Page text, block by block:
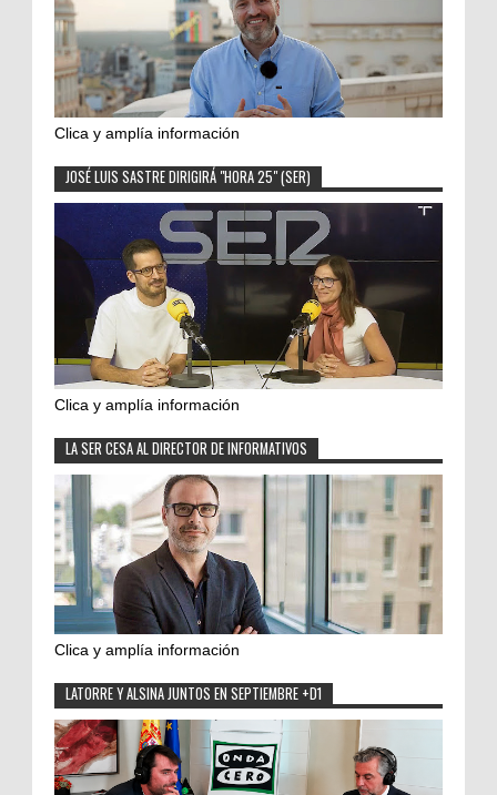
Clica y amplía información
JOSÉ LUIS SASTRE DIRIGIRÁ "HORA 25" (SER)
Clica y amplía información
LA SER CESA AL DIRECTOR DE INFORMATIVOS
Clica y amplía información
LATORRE Y ALSINA JUNTOS EN SEPTIEMBRE +D1